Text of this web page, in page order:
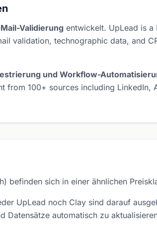
Validierung entwickelt. UpLead is a
validation, technographic data, and
und Workflow-
from 100+ sources including LinkedIn,
befinden sich in einer ähnlichen
UpLead noch Clay sind darauf
Datensätze automatisch zu